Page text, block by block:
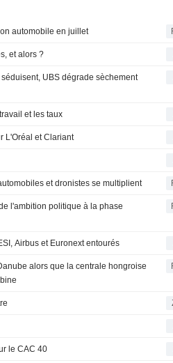
automobile en juillet
et alors ?
UBS dégrade sèchement
et les taux
L'Oréal et Clariant
et dronistes se multiplient
l'ambition politique à la phase
Airbus et Euronext entourés
alors que la centrale hongroise
le CAC 40